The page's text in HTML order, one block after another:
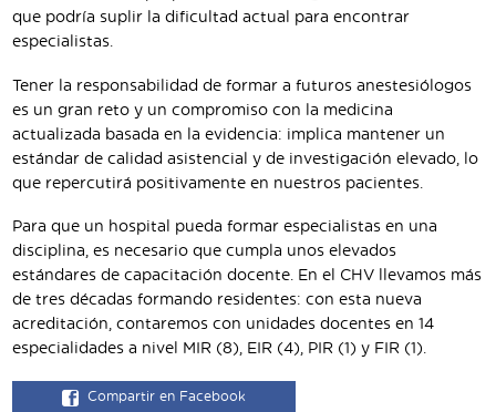
que podría suplir la dificultad actual para encontrar
especialistas.
Tener la responsabilidad de formar a futuros anestesiólogos
es un gran reto y un compromiso con la medicina
actualizada basada en la evidencia: implica mantener un
estándar de calidad asistencial y de investigación elevado, lo
que repercutirá positivamente en nuestros pacientes.
Para que un hospital pueda formar especialistas en una
disciplina, es necesario que cumpla unos elevados
estándares de capacitación docente. En el CHV llevamos más
de tres décadas formando residentes: con esta nueva
acreditación, contaremos con unidades docentes en 14
especialidades a nivel MIR (8), EIR (4), PIR (1) y FIR (1).
Compartir en Facebook